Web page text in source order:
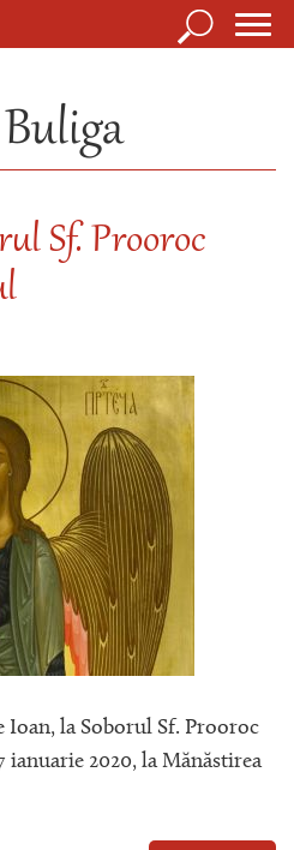
Căutare
Sf. Prooroc
la Soborul Sf. Prooroc
2020, la Mănăstirea